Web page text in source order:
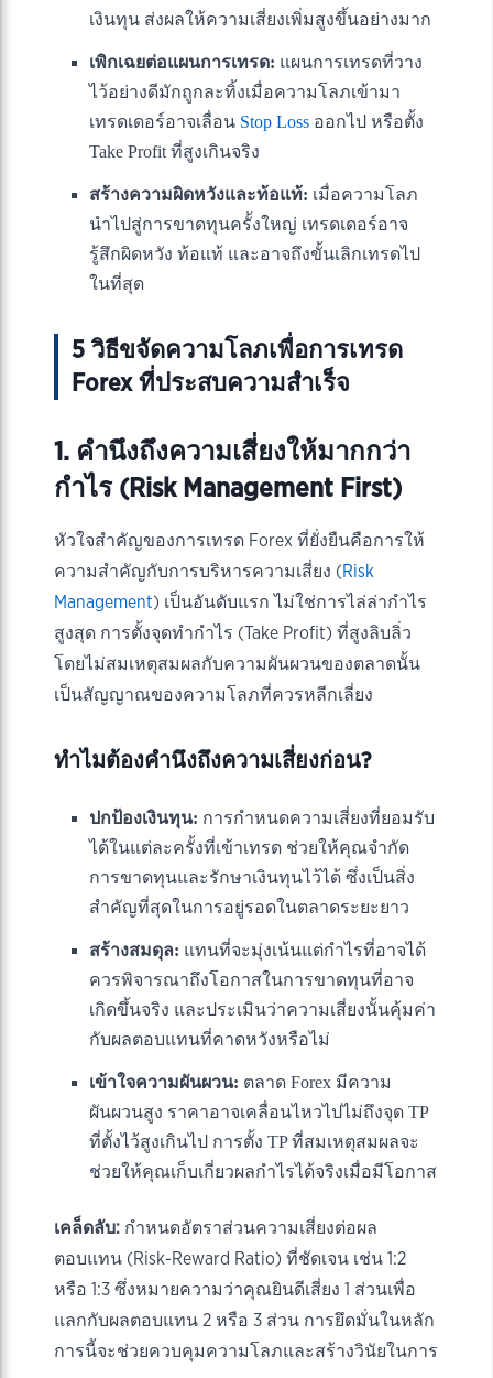
เงินทุน ส่งผลให้ความเสี่ยงเพิ่มสูงขึ้นอย่างมาก
เพิกเฉยต่อแผนการเทรด: แผนการเทรดที่วาง
ไว้อย่างดีมักถูกละทิ้งเมื่อความโลภเข้ามา
เทรดเดอร์อาจเลื่อน Stop Loss ออกไป หรือตั้ง
Take Profit ที่สูงเกินจริง
สร้างความผิดหวังและท้อแท้: เมื่อความโลภ
นำไปสู่การขาดทุนครั้งใหญ่ เทรดเดอร์อาจ
รู้สึกผิดหวัง ท้อแท้ และอาจถึงขั้นเลิกเทรดไป
ในที่สุด
5 วิธีขจัดความโลภเพื่อการเทรด
Forex ที่ประสบความสำเร็จ
1. คำนึงถึงความเสี่ยงให้มากกว่า
กำไร (Risk Management First)
หัวใจสำคัญของการเทรด Forex ที่ยั่งยืนคือการให้
ความสำคัญกับการบริหารความเสี่ยง (Risk
Management) เป็นอันดับแรก ไม่ใช่การไล่ล่ากำไร
สูงสุด การตั้งจุดทำกำไร (Take Profit) ที่สูงลิบลิ่ว
โดยไม่สมเหตุสมผลกับความผันผวนของตลาดนั้น
เป็นสัญญาณของความโลภที่ควรหลีกเลี่ยง
ทำไมต้องคำนึงถึงความเสี่ยงก่อน?
ปกป้องเงินทุน: การกำหนดความเสี่ยงที่ยอมรับ
ได้ในแต่ละครั้งที่เข้าเทรด ช่วยให้คุณจำกัด
การขาดทุนและรักษาเงินทุนไว้ได้ ซึ่งเป็นสิ่ง
สำคัญที่สุดในการอยู่รอดในตลาดระยะยาว
สร้างสมดุล: แทนที่จะมุ่งเน้นแต่กำไรที่อาจได้
ควรพิจารณาถึงโอกาสในการขาดทุนที่อาจ
เกิดขึ้นจริง และประเมินว่าความเสี่ยงนั้นคุ้มค่า
กับผลตอบแทนที่คาดหวังหรือไม่
เข้าใจความผันผวน: ตลาด Forex มีความ
ผันผวนสูง ราคาอาจเคลื่อนไหวไปไม่ถึงจุด TP
ที่ตั้งไว้สูงเกินไป การตั้ง TP ที่สมเหตุสมผลจะ
ช่วยให้คุณเก็บเกี่ยวผลกำไรได้จริงเมื่อมีโอกาส
เคล็ดลับ: กำหนดอัตราส่วนความเสี่ยงต่อผล
ตอบแทน (Risk-Reward Ratio) ที่ชัดเจน เช่น 1:2
หรือ 1:3 ซึ่งหมายความว่าคุณยินดีเสี่ยง 1 ส่วนเพื่อ
แลกกับผลตอบแทน 2 หรือ 3 ส่วน การยึดมั่นในหลัก
การนี้จะช่วยควบคุมความโลภและสร้างวินัยในการ